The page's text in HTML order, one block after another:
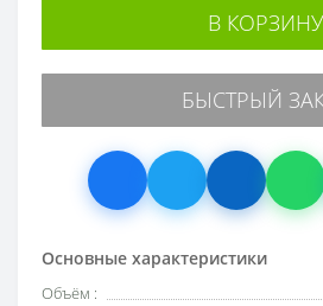
Основные характеристики
Объём :
В КОРЗИНУ
БЫСТРЫЙ